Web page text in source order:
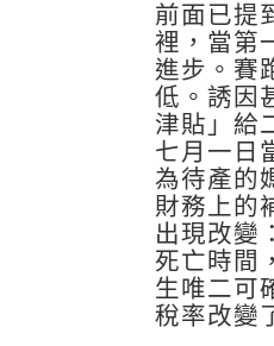
前面已提
裡，當第
進步。賽
低。誘因
津貼」給
七月一日
為待產的
財務上的
出現改變
死亡時間
生唯二可
稅率改變